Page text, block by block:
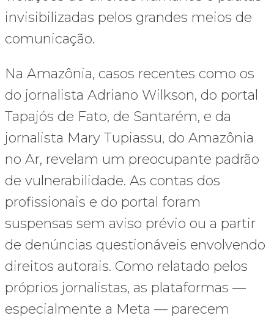
invisibilizadas pelos grandes meios de
comunicação.
Na Amazônia, casos recentes como os
do jornalista Adriano Wilkson, do portal
Tapajós de Fato, de Santarém, e da
jornalista Mary Tupiassu, do Amazônia
no Ar, revelam um preocupante padrão
de vulnerabilidade. As contas dos
profissionais e do portal foram
suspensas sem aviso prévio ou a partir
de denúncias questionáveis envolvendo
direitos autorais. Como relatado pelos
próprios jornalistas, as plataformas —
especialmente a Meta — parecem